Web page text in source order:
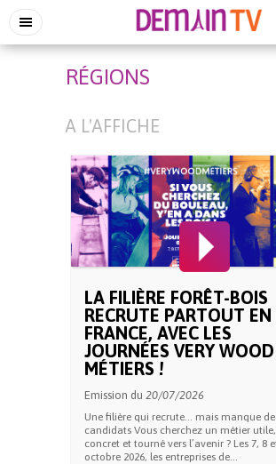
RÉGIONS
A L'AFFICHE
LA FILIÈRE FORÊT-BOIS
RECRUTE PARTOUT EN
FRANCE, AVEC LES
JOURNÉES VERY WOOD
MÉTIERS !
Emission du 20/07/2026
Une filière qui recrute… mais manque de
candidats Vous cherchez un métier utile,
concret et tourné vers l’avenir ? Les 7, 8
octobre 2026, les entreprises de...